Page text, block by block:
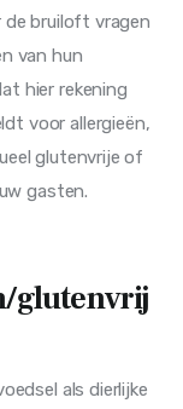
de bruiloft vragen
van hun
hier rekening
voor allergieën,
glutenvrije of
gasten.
glutenvrij
als dierlijke